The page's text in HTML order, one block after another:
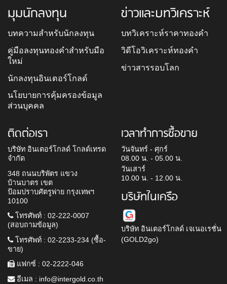
มุมนักลงทุน
บทความสำหรับนักลงทุน
คู่มือลงทุนทองคำสำหรับมือ
ใหม่
นักลงทุนอินเตอร์โกลด์
นโยบายการคุ้มครองข้อมูล
ส่วนบุคคล
ข่าวและบทวิเคราะห์
บทวิเคราะห์ราคาทองคำ
วิดีโอวิเคราะห์ทองคำ
ข่าวสารรอบโลก
ติดต่อเรา
บริษัท อินเตอร์โกลด์ โกลด์เทรด
จำกัด
348 ถนนบริพัตร แขวง
บ้านบาตร เขต
ป้อมปราบศัตรูพ่าย กรุงเทพฯ
10100
โทรศัพท์ : 02-222-0007
(สอบถามข้อมูล)
โทรศัพท์ : 02-2233-234 (ซื้อ-
ขาย)
แฟกซ์ : 02-2222-046
อีเมล : info@intergold.co.th
เวลาทำการซื้อขาย
วันจันทร์ - ศุกร์
08.00 น. - 05.00 น.
วันเสาร์
10.00 น. - 12.00 น.
บริษัทในเครือ
บริษัท อินเตอร์โกลด์ เจเนอเรชั่น
(GOLD2go)